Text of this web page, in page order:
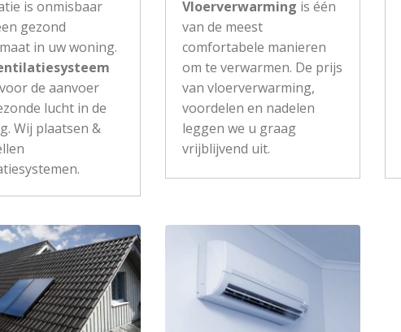
is onmisbaar
gezond
in uw woning.
de aanvoer
lucht in de
Wij plaatsen &
Vloerverwarming is één
van de meest
comfortabele manieren
om te verwarmen. De prijs
van vloerverwarming,
voordelen en nadelen
leggen we u graag
vrijblijvend uit.